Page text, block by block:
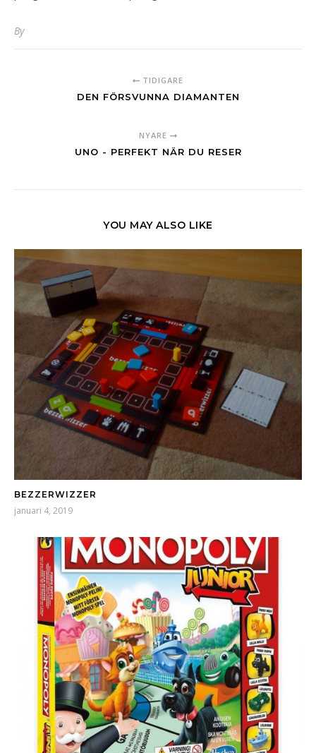
By
TIDIGARE
DEN FÖRSVUNNA DIAMANTEN
NYARE
UNO - PERFEKT NÄR DU RESER
YOU MAY ALSO LIKE
BEZZERWIZZER
januari 4, 2019